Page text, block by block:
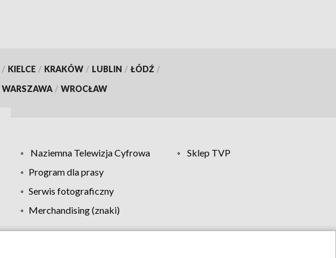
/ KIELCE / KRAKÓW / LUBLIN / ŁÓDŹ /
WARSZAWA / WROCŁAW
Naziemna Telewizja Cyfrowa
Sklep TVP
Program dla prasy
Serwis fotograficzny
Merchandising (znaki)